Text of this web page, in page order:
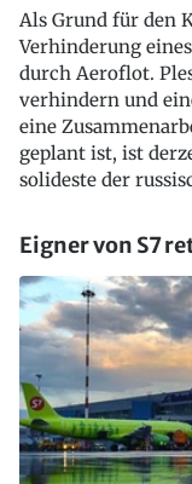
Als Grund für den
Verhinderung
durch Aeroflot.
verhindern und
eine
geplant ist, ist
solideste der
Eigner von S7